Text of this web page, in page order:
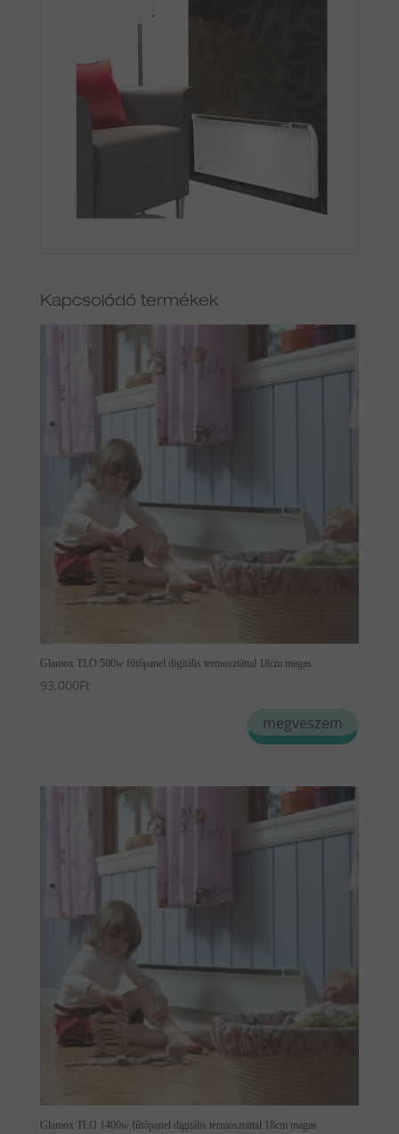
Kapcsolódó termékek
Glamox TLO 500w fűtőpanel digitális termosztáttal 18cm magas
93,000Ft
megveszem
Glamox TLO 1400w fűtőpanel digitális termosztáttal 18cm magas